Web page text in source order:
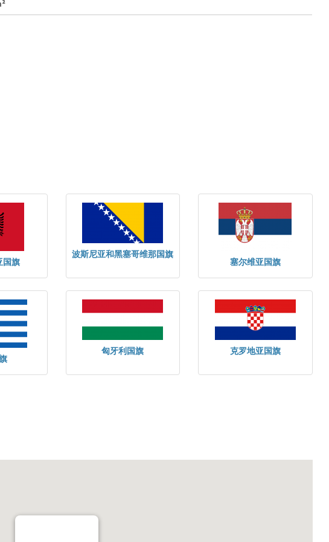
国旗
波斯尼亚和黑塞哥维那国旗
塞尔维亚国旗
匈牙利国旗 克罗地亚国旗